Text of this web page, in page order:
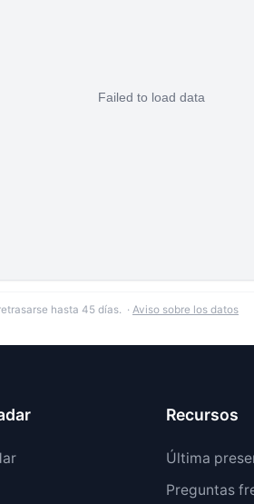
hasta 45 días. · Aviso sobre los datos
Recursos
Última
Preguntas